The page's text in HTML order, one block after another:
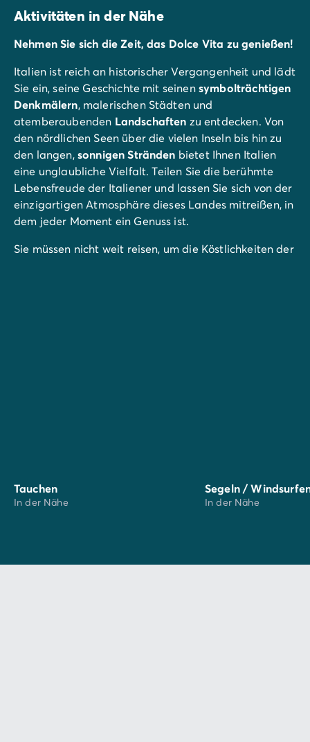
Aktivitäten in der Nähe
Nehmen Sie sich die Zeit, das Dolce Vita zu genießen!
Italien ist reich an historischer Vergangenheit und lädt
Sie ein, seine Geschichte mit seinensymbolträchtigen
Denkmälern, malerischen Städten und
atemberaubenden Landschaften zu entdecken. Von
den nördlichen Seen über die vielen Inseln bis hin zu
den langen,sonnigen Stränden bietet Ihnen Italien
eine unglaubliche Vielfalt. Teilen Sie die berühmte
Lebensfreude der Italiener und lassen Sie sich von der
einzigartigen Atmosphäre dieses Landes mitreißen, in
dem jeder Moment ein Genuss ist.
Sie müssen nicht weit reisen, um die Köstlichkeiten der
Tauchen
In der Nähe
Segeln /
In der Nähe